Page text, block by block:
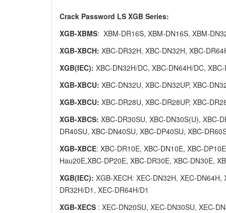
Crack Password LS XGB Series:
XGB-XBMS: XBM-DR16S, XBM-DN16S, XBM-
XGB-XBCH: XBC-DR32H, XBC-DN32H, XBC-
XGB(IEC): XBC-DN32H/DC, XBC-DN64H/DC,
XGB-XBCU: XBC-DN32U, XBC-DN32UP, XBC-
XGB-XBCU: XBC-DR28U, XBC-DR28UP, XBC-
XGB-XBCS: XBC-DR30SU, XBC-DN30S(U), XBC-
DR40SU, XBC-DN40SU, XBC-DP40SU, XBC-
XGB-XBCE: XBC-DR10E, XBC-DN10E, XBC-
Hau20E,XBC-DP20E, XBC-DR30E, XBC-DN30E,
XGB(IEC): XGB-XECH: XEC-DN32H, XEC-
DR32H/D1, XEC-DR64H/D1
XGB-XECS : XEC-DN20SU, XEC-DN30SU, XEC-